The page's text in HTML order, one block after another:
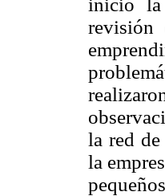
revisión
la red de
la